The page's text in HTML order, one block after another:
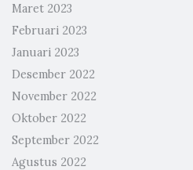
Maret 2023
Februari 2023
Januari 2023
Desember 2022
November 2022
Oktober 2022
September 2022
Agustus 2022